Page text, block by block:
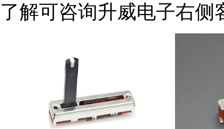
了解可咨询升威电子右侧